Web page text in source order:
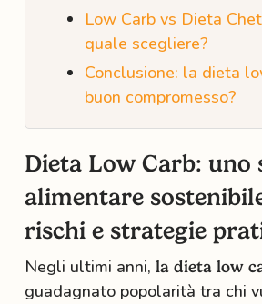
Low Carb vs Dieta
quale scegliere?
Conclusione: la dieta
buon compromesso?
Dieta Low Carb: uno
alimentare
rischi e strategie
Negli ultimi anni, la dieta low
guadagnato popolarità tra chi